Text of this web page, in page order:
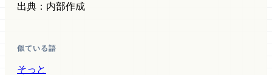
出典：内部作成
似ている語
そっと